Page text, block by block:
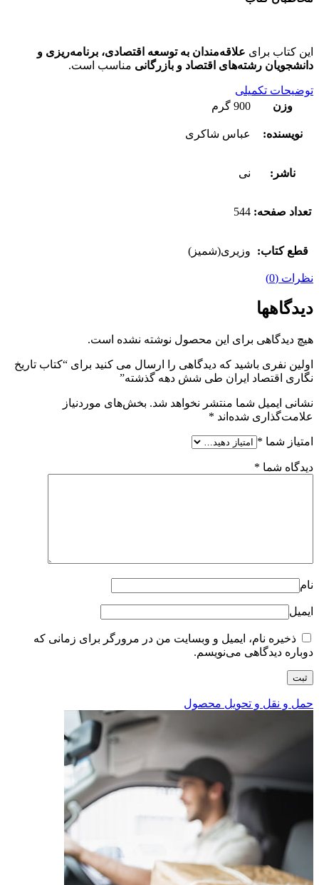
این کتاب برای علاقه‌مندان به توسعه اقتصادی، برنامه‌ریزی و
دانشجویان رشته‌های اقتصاد و بازرگانی مناسب است.
توضیحات تکمیلی
وزن
900 گرم
نویسنده: عباس شاکری
ناشر: نی
تعداد صفحه: 544
قطع کتاب: وزیری(شمیز)
نظرات (0)
دیدگاهها
هیچ دیدگاهی برای این محصول نوشته نشده است.
اولین نفری باشید که دیدگاهی را ارسال می کنید برای “کتاب تاریخ
نگاری اقتصاد ایران طی شش دهه گذشته”
نشانی ایمیل شما منتشر نخواهد شد. بخش‌های موردنیاز
علامت‌گذاری شده‌اند *
امتیاز شما *
دیدگاه شما *
نام
ایمیل
ذخیره نام، ایمیل و وبسایت من در مرورگر برای زمانی که
دوباره دیدگاهی می‌نویسم.
حمل و نقل و تحویل محصول